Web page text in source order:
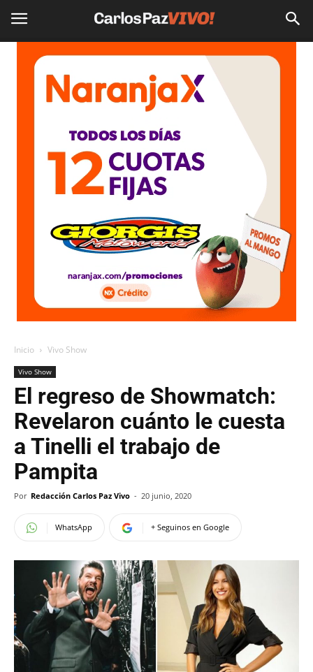
Inicio Vivo Show
Vivo Show
El regreso de Showmatch:
Revelaron cuánto le cuesta
a Tinelli el trabajo de
Pampita
Por Redacción Carlos Paz Vivo - 20 junio, 2020
WhatsApp + Seguinos en Google